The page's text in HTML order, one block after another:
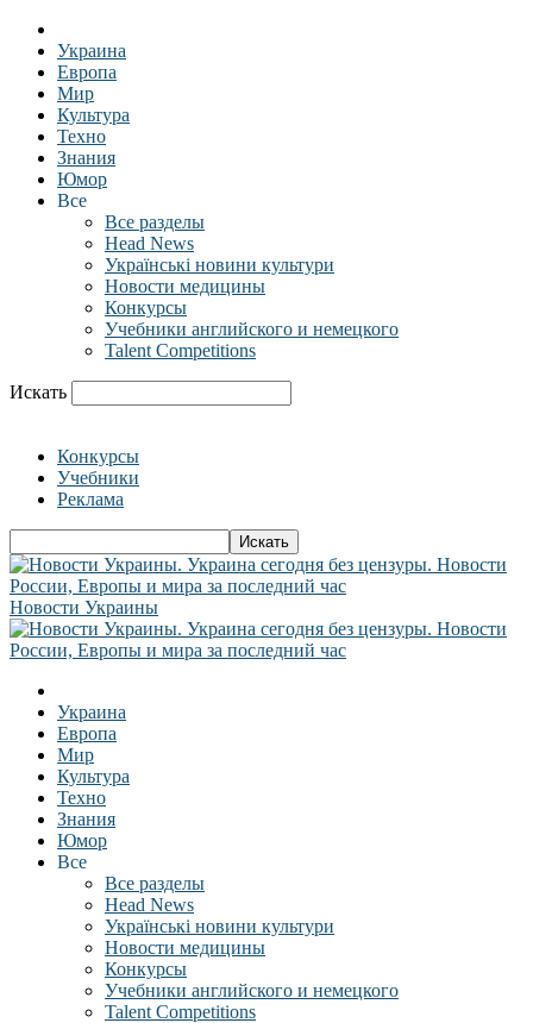
Украина
Европа
Мир
Культура
Техно
Знания
Юмор
Все
Все разделы
Head News
Українські новини культури
Новости медицины
Конкурсы
Учебники английского и немецкого
Talent Competitions
Искать
Конкурсы
Учебники
Реклама
Новости Украины
Украина
Европа
Мир
Культура
Техно
Знания
Юмор
Все
Все разделы
Head News
Українські новини культури
Новости медицины
Конкурсы
Учебники английского и немецкого
Talent Competitions